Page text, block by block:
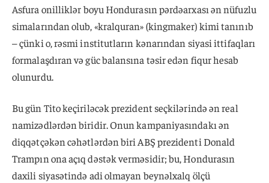
Asfura onilliklər boyu Hondurasın pərdəarxası ən nüfuzlu
simalarından olub, «kralquran» (kingmaker) kimi tanınıb
– çünki o, rəsmi institutların kənarından siyasi ittifaqları
formalaşdıran və güc balansına təsir edən fiqur hesab
olunurdu.
Bu gün Tito keçiriləcək prezident seçkilərində ən real
namizədlərdən biridir. Onun kampaniyasındakı ən
diqqətçəkən cəhətlərdən biri ABŞ prezidenti Donald
Trampın ona açıq dəstək verməsidir; bu, Hondurasın
daxili siyasətində adi olmayan beynəlxalq ölçü